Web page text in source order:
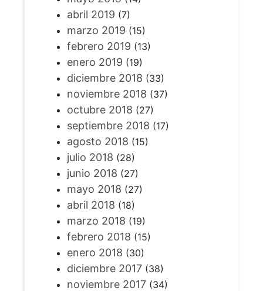
abril 2019 (7)
marzo 2019 (15)
febrero 2019 (13)
enero 2019 (19)
diciembre 2018 (33)
noviembre 2018 (37)
octubre 2018 (27)
septiembre 2018 (17)
agosto 2018 (15)
julio 2018 (28)
junio 2018 (27)
mayo 2018 (27)
abril 2018 (18)
marzo 2018 (19)
febrero 2018 (15)
enero 2018 (30)
diciembre 2017(38)
noviembre 2017(34)